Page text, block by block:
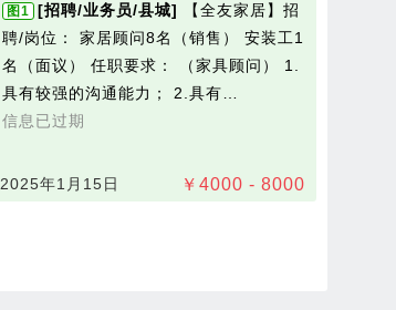
图1 [招聘/业务员/县城]
【全友家居】招
聘/岗位： 家居顾问8名（销售） 安装工1
名（面议） 任职要求： （家具顾问） 1.
具有较强的沟通能力； 2.具有…
信息已过期
￥ 4000 - 8000
2025年1月15日